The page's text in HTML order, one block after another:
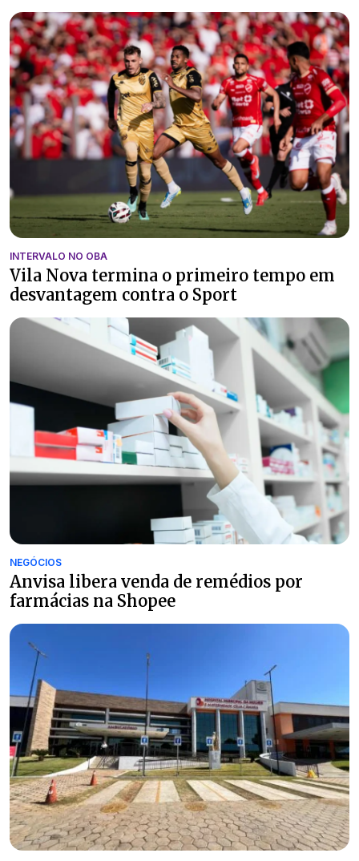
INTERVALO NO OBA
Vila Nova termina o primeiro tempo em
desvantagem contra o Sport
NEGÓCIOS
Anvisa libera venda de remédios por
farmácias na Shopee